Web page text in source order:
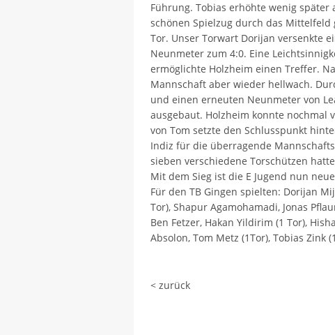
Führung. Tobias erhöhte wenig später
schönen Spielzug durch das Mittelfeld
Tor. Unser Torwart Dorijan versenkte
Neunmeter zum 4:0. Eine
ermöglichte Holzheim einen Treffer.
Mannschaft aber wieder hellwach.
und einen erneuten Neunmeter von
ausgebaut. Holzheim konnte nochmal
von Tom setzte den Schlusspunkt
Indiz für die überragende
sieben verschiedene Torschützen
Mit dem Sieg ist die E Jugend nun
Für den TB Gingen spielten: Dorijan
Tor), Shapur Agamohamadi, Jonas
Ben Fetzer, Hakan Yildirim (1 Tor),
Absolon, Tom Metz (1Tor), Tobias Zink
< zurück